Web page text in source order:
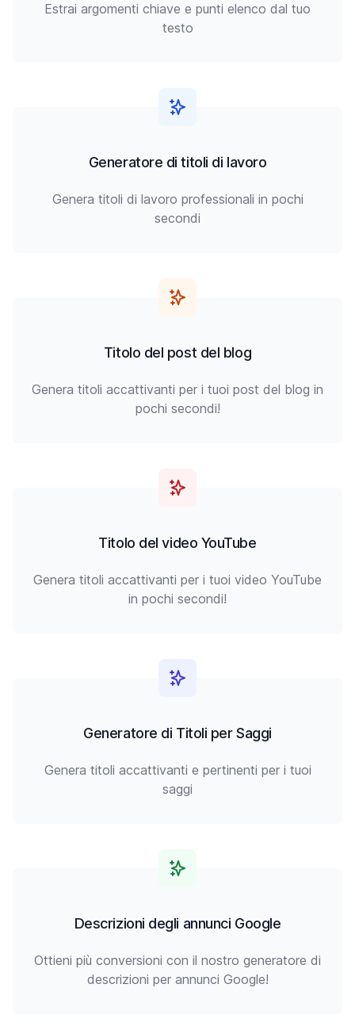
Estrai argomenti chiave e punti elenco dal tuo
testo
Generatore di titoli di lavoro
Genera titoli di lavoro professionali in pochi
secondi
Titolo del post del blog
Genera titoli accattivanti per i tuoi post del blog in
pochi secondi!
Titolo del video YouTube
Genera titoli accattivanti per i tuoi video YouTube
in pochi secondi!
Generatore di Titoli per Saggi
Genera titoli accattivanti e pertinenti per i tuoi
saggi
Descrizioni degli annunci Google
Ottieni più conversioni con il nostro generatore di
descrizioni per annunci Google!